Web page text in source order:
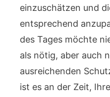
einzuschätzen und
entsprechend
des Tages möchte
als nötig, aber auch
ausreichenden
ist es an der Zeit,